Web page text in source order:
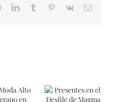
RedditLinkedInTumblr Pinterest
Vk Email